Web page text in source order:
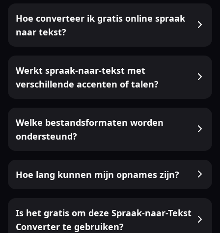
Hoe converteer ik gratis online spraak
naar tekst?
Werkt spraak-naar-tekst met
verschillende accenten of talen?
Welke bestandsformaten worden
ondersteund?
Hoe lang kunnen mijn opnames zijn?
Is het gratis om deze Spraak-naar-Tekst
Converter te gebruiken?